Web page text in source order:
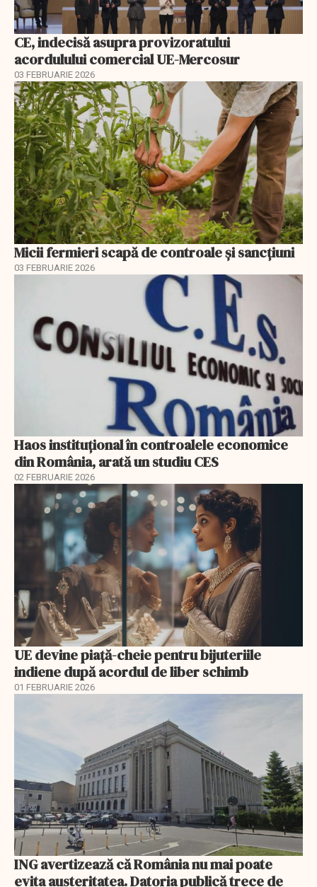
CE, indecisă asupra provizoratului
acordulului comercial UE-Mercosur
03 FEBRUARIE 2026
Micii fermieri scapă de controale și sancțiuni
03 FEBRUARIE 2026
Haos instituțional în controalele economice
din România, arată un studiu CES
02 FEBRUARIE 2026
UE devine piață-cheie pentru bijuteriile
indiene după acordul de liber schimb
01 FEBRUARIE 2026
ING avertizează că România nu mai poate
evita austeritatea. Datoria publică trece de